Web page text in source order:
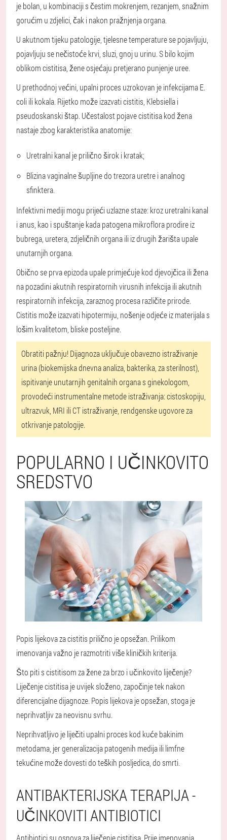
je bolan, u kombinaciji s čestim mokrenjem, rezanjem, snažnim
gorućim u zdjelici, čak i nakon pražnjenja organa.
U akutnom tijeku patologije, tjelesne temperature se pojavljuju,
pojavljuju se nečistoće krvi, sluzi, gnoj u urinu. S bilo kojim
oblikom cistitisa, žene osjećaju pretjerano punjenje uree.
U prethodnoj većini, upalni proces uzrokovan je infekcijama E.
coli ili kokala. Rijetko može izazvati cistitis, Klebsiella i
pseudoskanski štap. Učestalost pojave cistitisa kod žena
nastaje zbog karakteristika anatomije:
Uretralni kanal je prilično širok i kratak;
Blizina vaginalne šupljine do trezora uretre i analnog
sfinktera.
Infektivni mediji mogu prijeći uzlazne staze: kroz uretralni kanal
i anus, kao i spuštanje kada patogena mikroflora prodire iz
bubrega, uretera, zdjeličnih organa ili iz drugih žarišta upale
unutarnjih organa.
Obično se prva epizoda upale primjećuje kod djevojčica ili žena
na pozadini akutnih respiratornih virusnih infekcija ili akutnih
respiratornih infekcija, zaraznog procesa različite prirode.
Cistitis može izazvati hipotermiju, nošenje odjeće iz materijala s
lošim kvalitetom, bliske posteljine.
Obratiti pažnju! Dijagnoza uključuje obavezno istraživanje
urina (biokemijska dnevna analiza, bakterika, za sterilnost),
ispitivanje unutarnjih genitalnih organa s ginekologom,
provodeći instrumentalne metode istraživanja: cistoskopiju,
ultrazvuk, MRI ili CT istraživanje, rendgenske ugovore za
otkrivanje patologije.
POPULARNO I UČINKOVITO
SREDSTVO
Popis lijekova za cistitis prilično je opsežan. Prilikom
imenovanja važno je razmotriti više kliničkih kriterija.
Što piti s cistitisom za žene za brzo i učinkovito liječenje?
Liječenje cistitisa je uvijek složeno, započinje tek nakon
diferencijalne dijagnoze. Popis lijekova je opsežan, stoga je
neprihvatljiv za neovisnu svrhu.
Neprihvatljivo je liječiti upalni proces kod kuće bakinim
metodama, jer generalizacija patogenih medija ili limfne
tekućine može dovesti do teških posljedica, do smrti.
ANTIBAKTERIJSKA TERAPIJA -
UČINKOVITI ANTIBIOTICI
Antibiotici su osnova za liječenje cistitisa. Prije imenovanja